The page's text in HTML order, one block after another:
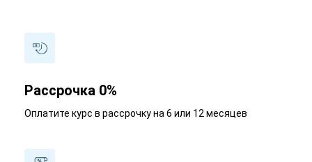
Рассрочка 0%
Оплатите курс в рассрочку на 6 или 12 месяцев